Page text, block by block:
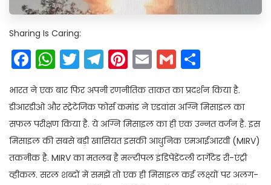
Sharing Is Caring:
Facebook
WhatsApp
Twitter
Telegram
Pinterest
EmailGmail
भारत ने एक बार फिर अपनी रणनीतिक ताकत का प्रदर्शन किया है.
डीआरडीओ और स्ट्रेटेजिक फोर्स कमांड ने एडवांस अग्नि मिसाइल का
सफल परीक्षण किया है. ये अग्नि मिसाइल का ही एक उन्नत वर्जन है. इस
मिसाइल की सबसे बड़ी खासियत इसकी आधुनिक एमआईआरवी (MIRV)
तकनीक है. MIRV का मतलब है मल्टीपल इंडिपेंडेंटली टार्गेटेड री-एंट्री
व्हीकल. सरल शब्दों में समझें तो एक ही मिसाइल कई लक्ष्यों पर अलग-